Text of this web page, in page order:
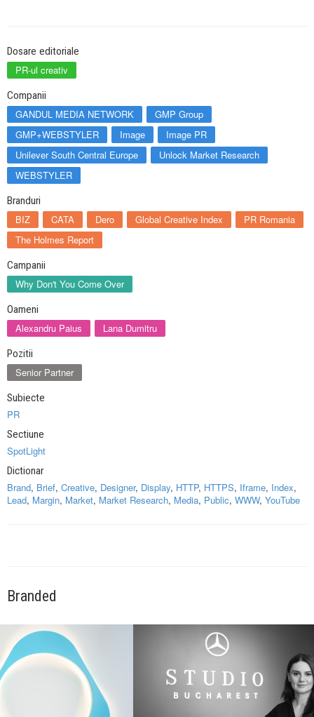
Dosare editoriale
PR-ul creativ
Companii
GANDUL MEDIA NETWORK
GMP Group
GMP+WEBSTYLER
Image
Image PR
Unilever South Central Europe
Unlock Market Research
WEBSTYLER
Branduri
BIZ CATA Dero Global Creative Index
PR Romania
The Holmes Report
Campanii
Why Don't You Come Over
Oameni
Alexandru Paius Lana Dumitru
Pozitii
Senior Partner
Subiecte
PR
Sectiune
SpotLight
Dictionar
Brand, Brief, Creative, Designer, Display, HTTP, HTTPS, Iframe, Index,
Lead, Margin, Market, Market Research, Media, Public, WWW, YouTube
Branded